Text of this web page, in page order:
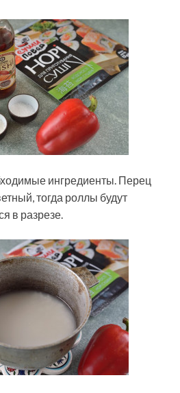
ингредиенты. Перец
тогда роллы будут
в разрезе.